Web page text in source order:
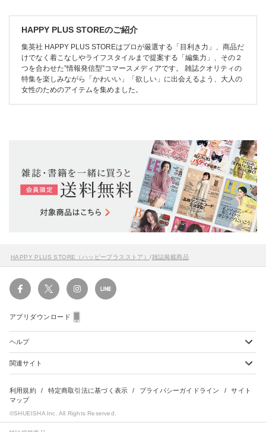
HAPPY PLUS STOREのご紹介
集英社 HAPPY PLUS STOREはプロが厳選する「目利き力」、商品だ
けでなく着こなしやライフスタイルまで提案する「編集力」、その２
つを合わせた”情報発信型”コマースメディアです。 雑誌クオリティの
特集を楽しみながら「かわいい」「欲しい」に出会えるよう、大人の
女性のためのアイテムを集めました。
HAPPY PLUS STORE（ハッピープラスストア）/雑誌掲載商品
アプリダウンロード
ヘルプ
ショッピングガイド
会員特典のご案内
よくあるご質問
関連サイト
雑誌定期購読について
集英社Webマガジン Cobalt
利用規約 特定商取引法に基づく表示 プライバシーガイドライン
サイト
マップ
©SHUEISHA Inc. All Rights Reserved.